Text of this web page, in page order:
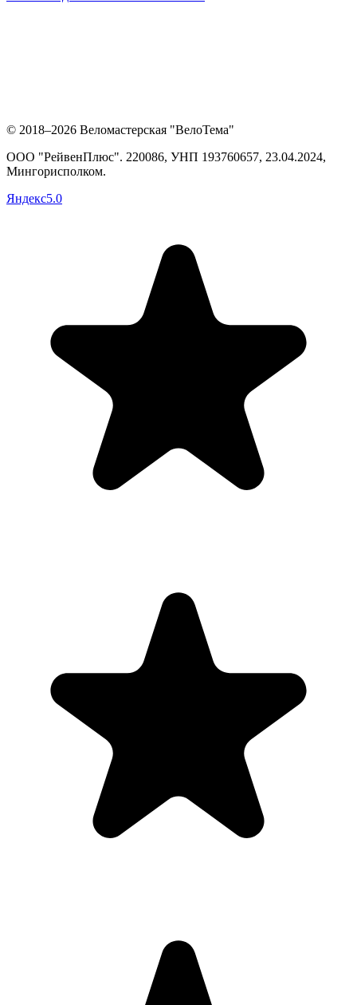
© 2018–2026 Веломастерская "ВелоТема"
ООО "РейвенПлюс". 220086, УНП 193760657, 23.04.2024,
Мингорисполком.
Яндекс5.0